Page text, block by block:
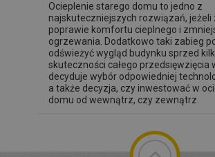
Ocieplenie starego domu to jedno z
najskuteczniejszych rozwiązań, jeżeli
poprawie komfortu cieplnego i
ogrzewania. Dodatkowo taki zabieg
odświeżyć wygląd budynku sprzed
skuteczności całego przedsięwzięcia
decyduje wybór odpowiedniej
a także decyzja, czy inwestować w
domu od wewnątrz, czy zewnątrz.